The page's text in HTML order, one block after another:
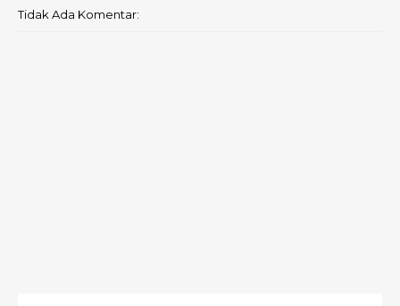
Tidak Ada Komentar: